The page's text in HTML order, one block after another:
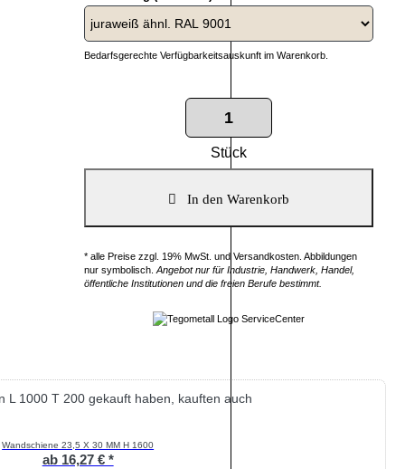
Bedarfsgerechte Verfügbarkeitsauskunft im Warenkorb.
Stück
* alle Preise zzgl. 19% MwSt. und Versandkosten. Abbildungen
nur symbolisch. Angebot nur für Industrie, Handwerk, Handel,
öffentliche Institutionen und die freien Berufe bestimmt.
L 1000 T 200 gekauft haben, kauften auch
Wandschiene 23,5 X 30 MM H 1600
ab 16,27 € *